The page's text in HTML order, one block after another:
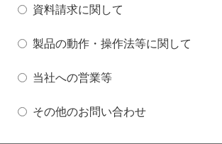
資料請求に関して
製品の動作・操作法等に関して
当社への営業等
その他のお問い合わせ